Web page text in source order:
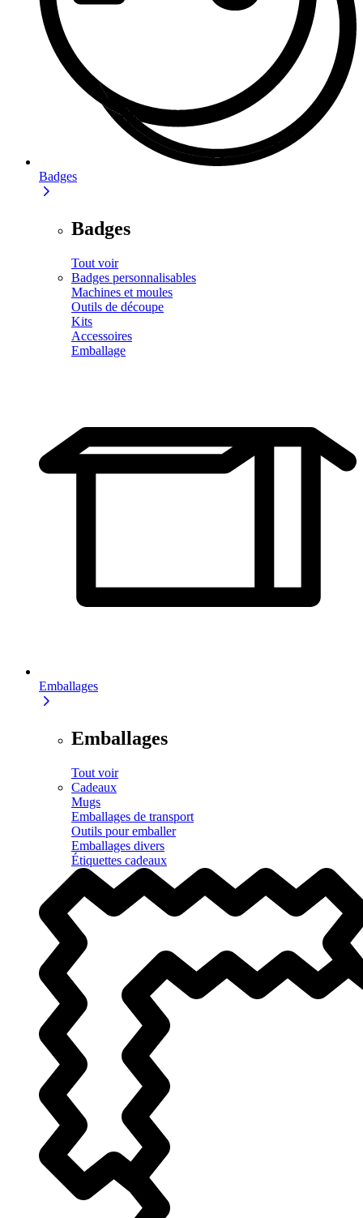
Badges
Badges
Tout voir
Badges personnalisables
Machines et moules
Outils de découpe
Kits
Accessoires
Emballage
Emballages
Emballages
Tout voir
Cadeaux
Mugs
Emballages de transport
Outils pour emballer
Emballages divers
Étiquettes cadeaux